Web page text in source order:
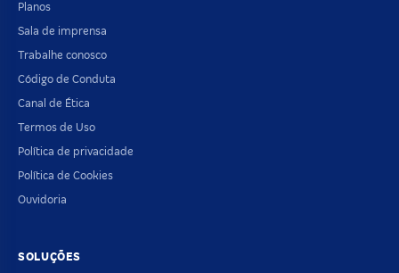
Planos
Sala de imprensa
Trabalhe conosco
Código de Conduta
Canal de Ética
Termos de Uso
Política de privacidade
Política de Cookies
Ouvidoria
SOLUÇÕES